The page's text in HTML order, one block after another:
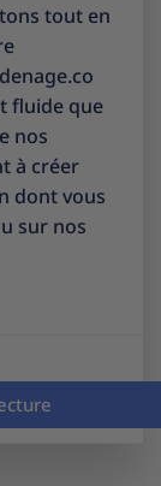
tout en
fluide que
nos
à créer
dont vous
sur nos